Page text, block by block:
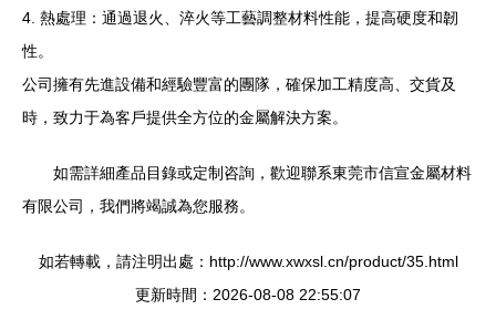
4. 熱處理：通過退火、淬火等工藝調整材料性能，提高硬度和韌
性。
公司擁有先進設備和經驗豐富的團隊，確保加工精度高、交貨及
時，致力于為客戶提供全方位的金屬解決方案。
如需詳細產品目錄或定制咨詢，歡迎聯系東莞市信宣金屬材料
有限公司，我們將竭誠為您服務。
如若轉載，請注明出處：http://www.xwxsl.cn/product/35.html
更新時間：2026-08-08 22:55:07